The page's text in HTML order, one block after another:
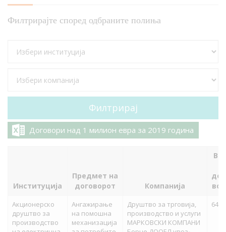
Филтрирајте според одбраните полиња
Договори над 1 милион евра за 2019 година
Институција
Предмет на
договорот
Компанија
во
Акционерско
друштво за
производство
Ангажирање
на помошна
механизација
Друштво за трговија,
производство и услуги
МАРКОВСКИ КОМПАНИ